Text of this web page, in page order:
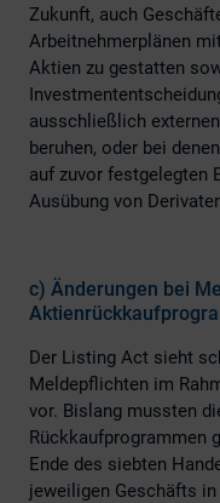
Zukunft, auch
Arbeitnehmerplänen
Aktien zu gestatten
ausschließlich
beruhen, oder bei
auf zuvor festgelegten
Ausübung von
c) Änderungen bei
Der Listing Act sieht
Meldepflichten im
vor. Bislang mussten
Rückkaufprogrammen
Ende des siebten
jeweiligen Geschäfts